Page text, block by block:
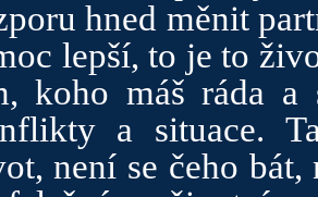
hned měnit
lepší, to je to
koho máš ráda a
a situace.
není se čeho